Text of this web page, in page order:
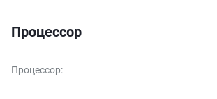
Процессор
Процессор: